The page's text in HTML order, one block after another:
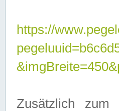
https://
Zusätzlich